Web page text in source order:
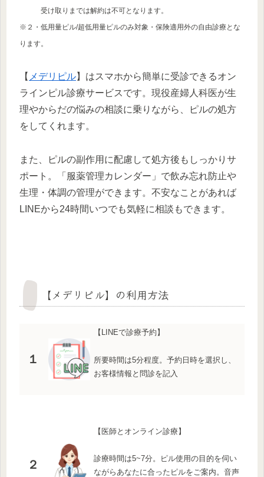
受け取りまでは解約は不可となります。
※２・低用量ピル/超低用量ピルのみ対象・保険適用外の自由診療とな
ります。
【 メデリピル】はスマホから簡単に受診できるオン
ラインピル診療サービスです。現役産婦人科医が生
理やからだの悩みの相談に乗りながら、ピルの処方
をしてくれます。
また、ピルの副作用に配慮して処方後もしっかりサ
ポート。「服薬管理カレンダー」で飲み忘れ防止や
生理・体調の管理ができます。不安なことがあれば
LINEから24時間いつでも気軽に相談もできます。
【メデリピル】の利用方法
１
【LINEで診療予約】
所要時間は5分程度。予約日時を選択し、
お客様情報と問診を記入
２
【医師とオンライン診療】
診療時間は5~7分。ピル使用の目的を伺い
ながらあなたに合ったピルをご案内。音声